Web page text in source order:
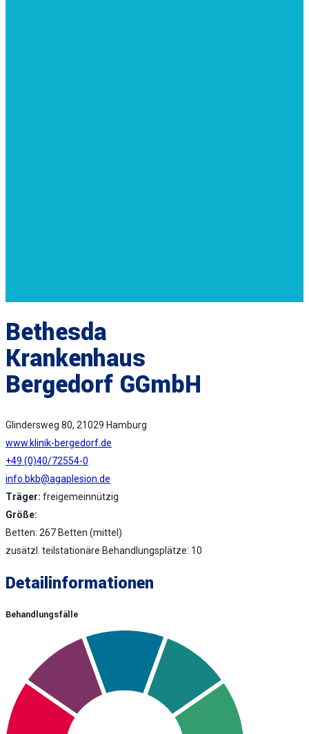
Bethesda
Krankenhaus
Bergedorf GGmbH
Glindersweg 80, 21029 Hamburg
www.klinik-bergedorf.de
+49 (0)40/72554-0
info.bkb@agaplesion.de
Träger: freigemeinnützig
Größe:
Betten: 267 Betten (mittel)
zusätzl. teilstationäre Behandlungsplätze: 10
Detailinformationen
Behandlungsfälle